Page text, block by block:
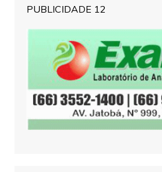
PUBLICIDADE 12